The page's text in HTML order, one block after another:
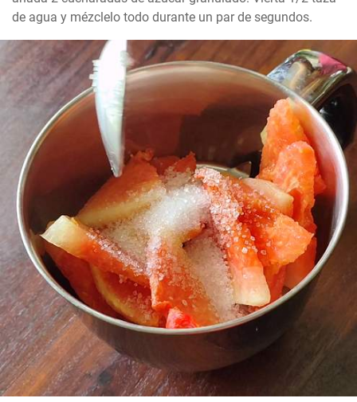
de agua y mézclelo todo durante un par de segundos.